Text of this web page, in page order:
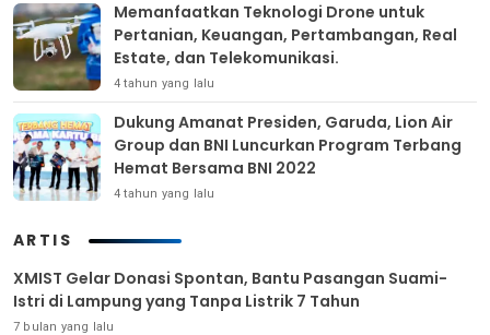
Memanfaatkan Teknologi Drone untuk
Pertanian, Keuangan, Pertambangan, Real
Estate, dan Telekomunikasi.
4 tahun yang lalu
Dukung Amanat Presiden, Garuda, Lion Air
Group dan BNI Luncurkan Program Terbang
Hemat Bersama BNI 2022
4 tahun yang lalu
ARTIS
XMIST Gelar Donasi Spontan, Bantu Pasangan Suami-
Istri di Lampung yang Tanpa Listrik 7 Tahun
7 bulan yang lalu